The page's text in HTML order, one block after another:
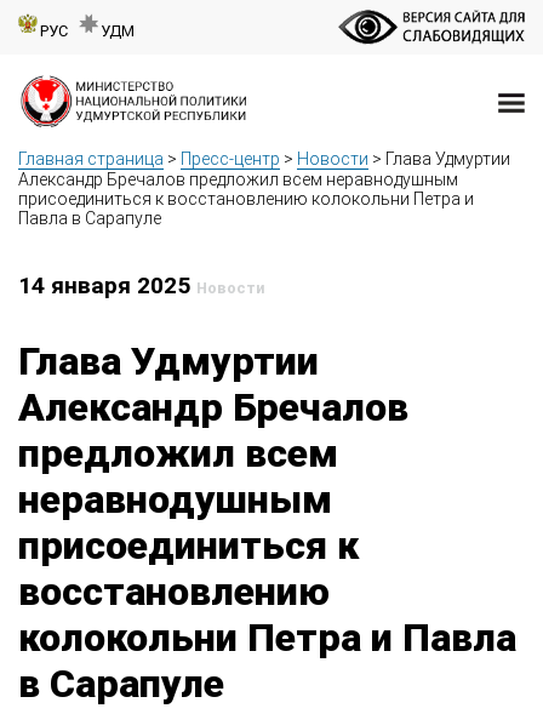
РУС УДМ
Главная страница > Пресс-центр > Новости > Глава Удмуртии
Александр Бречалов предложил всем неравнодушным
присоединиться к восстановлению колокольни Петра и
Павла в Сарапуле
14 января 2025 Новости
Глава Удмуртии
Александр Бречалов
предложил всем
неравнодушным
присоединиться к
восстановлению
колокольни Петра и Павла
в Сарапуле